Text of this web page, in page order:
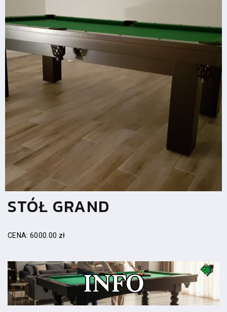
STÓŁ GRAND
CENA: 6000.00 zł